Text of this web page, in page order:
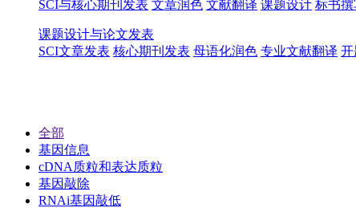
SCI与核心期刊发表 文章润色 文献翻译 课题设计 标书撰
课题设计与论文发表
SCI文章发表 核心期刊发表 母语化润色 专业文献翻译 开
全部
基因信息
cDNA质粒和表达质粒
基因敲除
RNAi基因敲低